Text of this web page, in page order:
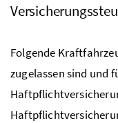
Folgende
zugelassen sind und